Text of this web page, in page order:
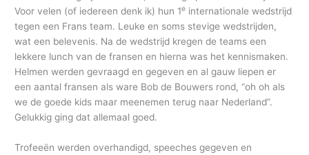
Voor velen (of iedereen denk ik) hun 1e internationale wedstrijd
tegen een Frans team. Leuke en soms stevige wedstrijden,
wat een belevenis. Na de wedstrijd kregen de teams een
lekkere lunch van de fransen en hierna was het kennismaken.
Helmen werden gevraagd en gegeven en al gauw liepen er
een aantal fransen als ware Bob de Bouwers rond, “oh oh als
we de goede kids maar meenemen terug naar Nederland”.
Gelukkig ging dat allemaal goed.
Trofeeën werden overhandigd, speeches gegeven en